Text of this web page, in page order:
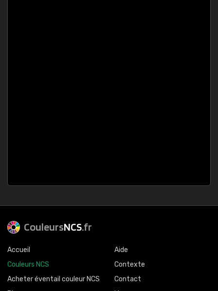
CouleursNCS.fr
Accueil
Couleurs NCS
Acheter éventail couleur NCS
Aide
Contexte
Contact